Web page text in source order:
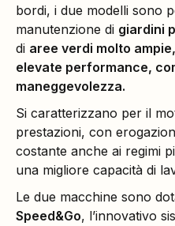
bordi, i due modelli sono
manutenzione di giardini
di aree verdi molto ampie,
elevate performance,
maneggevolezza.
Si caratterizzano per il
prestazioni, con
costante anche ai regimi
una migliore capacità di
Le due macchine sono
Speed&Go, l’innovativo